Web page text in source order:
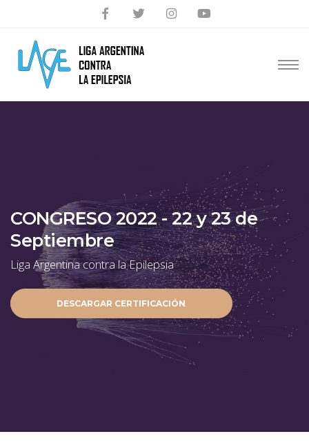
CONGRESO 2022 - 22 y 23 de
Septiembre
Liga Argentina contra la Epilepsia
DESCARGAR CERTIFICACIÓN